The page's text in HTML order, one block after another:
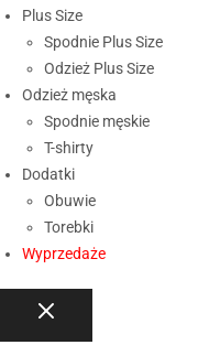
Plus Size
Spodnie Plus Size
Odzież Plus Size
Odzież męska
Spodnie męskie
T-shirty
Dodatki
Obuwie
Torebki
Wyprzedaże